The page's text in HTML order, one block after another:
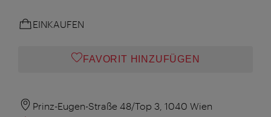
EINKAUFEN
FAVORIT HINZUFÜGEN
Prinz-Eugen-Straße 48/Top 3, 1040 Wien